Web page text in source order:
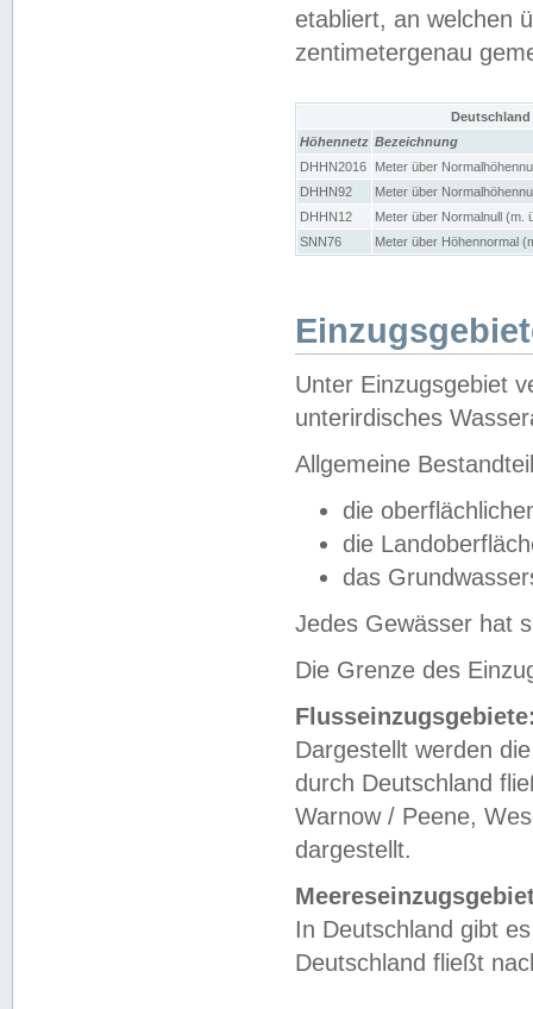
etabliert, an welchen
zentimetergenau
Höhennetz Bezeichnung
DHHN2016
Meter über
DHHN92
Meter über
DHHN12
Meter über Normalnull (m.
SNN76
Meter über Höhennormal
Unter Einzugsgebiet
unterirdisches
Allgemeine
die
die
das
Jedes Gewässer hat
Die Grenze des
Dargestellt werden
durch Deutschland
Warnow / Peene,
dargestellt.
In Deutschland gibt
Deutschland fließt